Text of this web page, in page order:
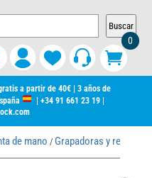
Buscar
0
a partir de 40€ | 3 años de
+34 91 661 23 19|
de mano / Grapadoras y